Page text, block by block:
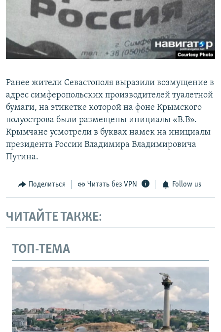
Ранее жители Севастополя выразили возмущение в
адрес симферопольских производителей туалетной
бумаги, на этикетке которой на фоне Крымского
полуострова были размещены инициалы «В.В».
Крымчане усмотрели в буквах намек на инициалы
президента России Владимира Владимировича
Путина.
Поделиться Читать без VPN Follow us
ЧИТАЙТЕ ТАКЖЕ:
ТОП-ТЕМА